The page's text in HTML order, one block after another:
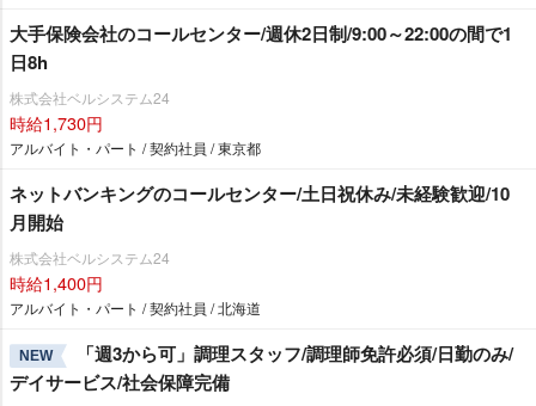
大手保険会社のコールセンター/週休2日制/9:00～22:00の間で1
日8h
株式会社ベルシステム24
時給1,730円
アルバイト・パート / 契約社員 / 東京都
ネットバンキングのコールセンター/土日祝休み/未経験歓迎/10
月開始
株式会社ベルシステム24
時給1,400円
アルバイト・パート / 契約社員 / 北海道
NEW
「週3から可」調理スタッフ/調理師免許必須/日勤のみ/
デイサービス/社会保障完備